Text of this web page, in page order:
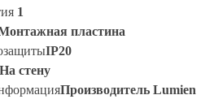
1
пластина
IP20
На стену
Производитель Lumien